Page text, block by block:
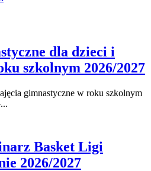
dla dzieci i
szkolnym 2026/2027
gimnastyczne w roku szkolnym
Basket Ligi
2026/2027